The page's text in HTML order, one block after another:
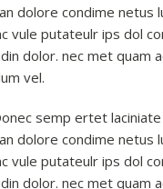
dolore condime netus
vule putateulr ips dol
dolor. nec met quam
vel.
semp ertet
dolore condime netus
vule putateulr ips dol
dolor. nec met quam